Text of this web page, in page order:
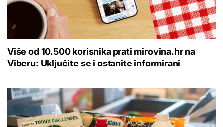
Više od 10.500 korisnika prati mirovina.hr na
Viberu: Uključite se i ostanite informirani